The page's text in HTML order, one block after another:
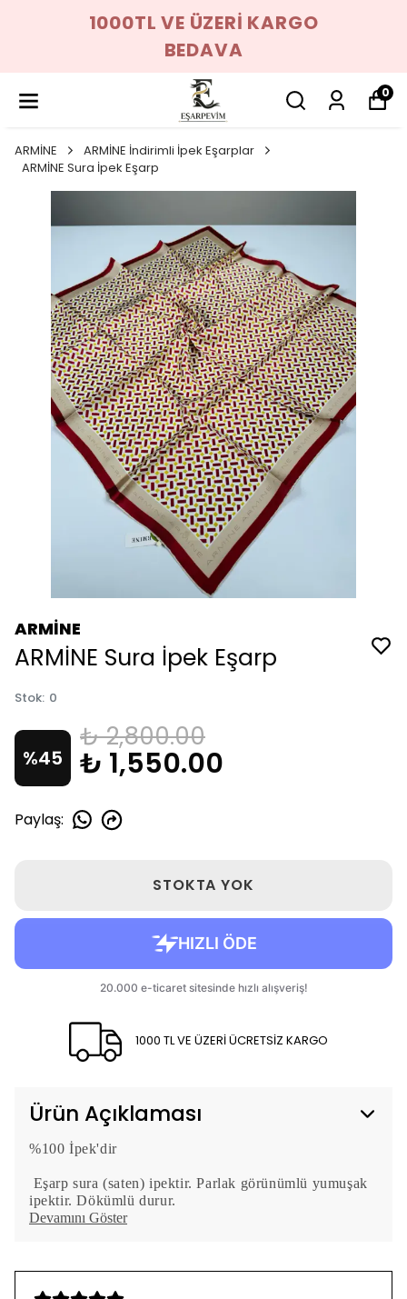
1000TL VE ÜZERİ KARGO
BEDAVA
0
ARMİNE
ARMİNE İndirimli İpek Eşarplar
ARMİNE Sura İpek Eşarp
ARMİNE
ARMİNE Sura İpek Eşarp
Stok: 0
%45
₺ 2,800.00
₺ 1,550.00
Paylaş:
STOKTA YOK
1000 TL VE ÜZERİ ÜCRETSİZ KARGO
Ürün Açıklaması
%100 İpek'dir
Eşarp sura (saten) ipektir. Parlak görünümlü yumuşak
ipektir. Dökümlü durur.
Devamını Göster